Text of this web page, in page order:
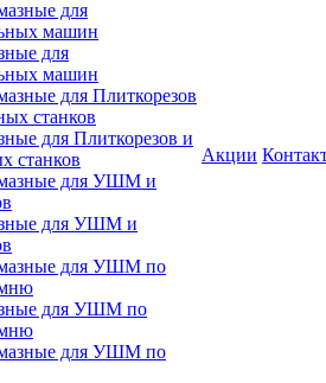
для
машин
для Плиткорезов и
станков
для УШМ и
для УШМ по
Акции